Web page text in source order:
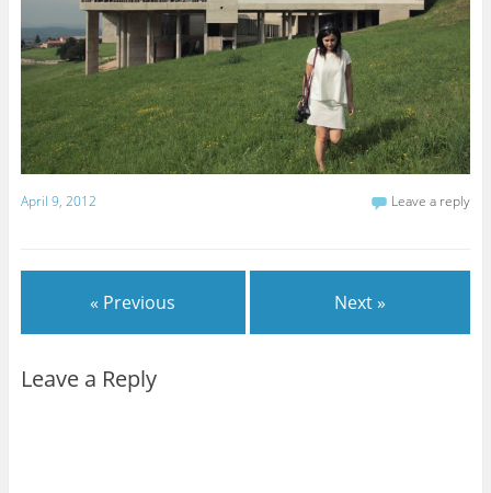
April 9, 2012 Leave a reply
« Previous Next »
Leave a Reply